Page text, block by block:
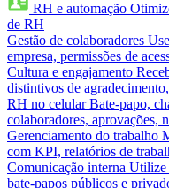
RH e automação
de RH
Gestão de colaboradores
empresa, permissões de
Cultura e engajamento
distintivos de
RH no celular Bate-papo,
colaboradores, aprovações,
Gerenciamento do trabalho
com KPI, relatórios de
Comunicação interna Utilize
bate-papos públicos e